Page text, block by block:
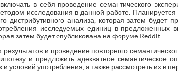
в себя проведение семантического
исследования в данной работе. Планируется
дистрибутивного анализа, которая затем будет
исследуемых единиц в предложенных
затем будет опубликована на форуме Reddit.
и проведение повторного
и предложить адекватное семантическое
условий употребления, а также рассмотреть их в